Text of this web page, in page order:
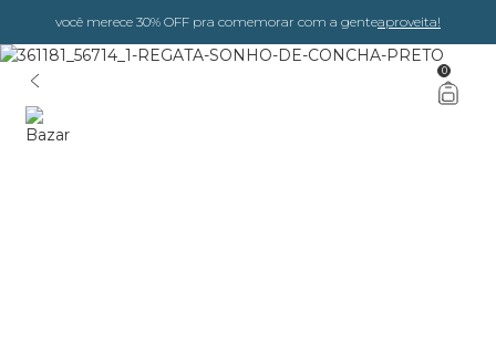
você merece 30% OFF pra comemorar com a genteaproveita!
0